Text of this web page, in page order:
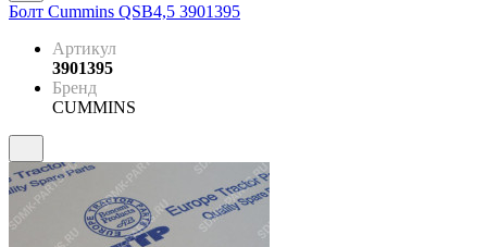
Болт Cummins QSB4,5 3901395
Артикул
3901395
Бренд
CUMMINS